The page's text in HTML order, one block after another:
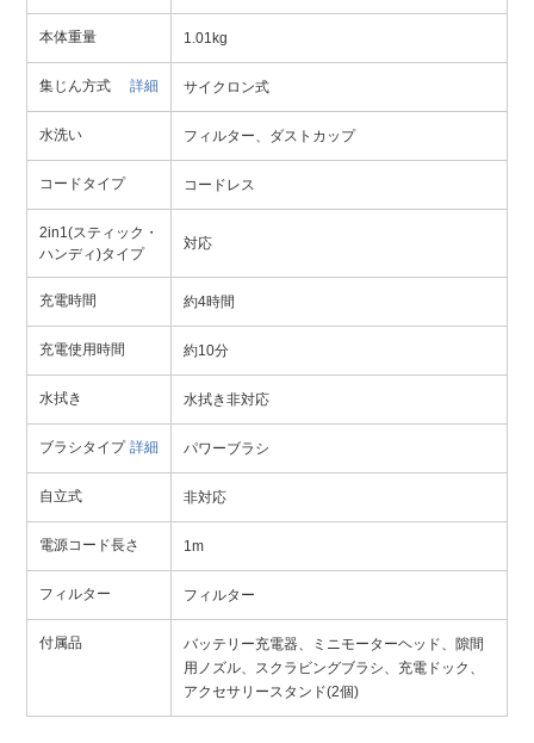
本体重量 1.01kg
集じん方式 詳細 サイクロン式
水洗い フィルター、ダストカップ
コードタイプ コードレス
2in1(スティック・
ハンディ)タイプ
対応
充電時間 約4時間
充電使用時間 約10分
水拭き 水拭き非対応
ブラシタイプ 詳細 パワーブラシ
自立式 非対応
電源コード長さ 1m
フィルター フィルター
付属品
バッテリー充電器、ミニモーターヘッド、隙間
用ノズル、スクラビングブラシ、充電ドック、
アクセサリースタンド(2個)